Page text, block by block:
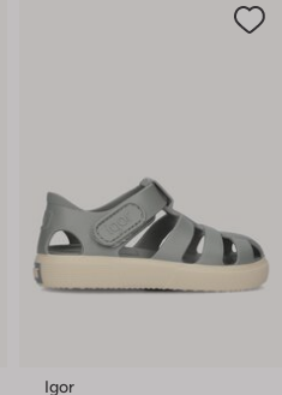
Igor